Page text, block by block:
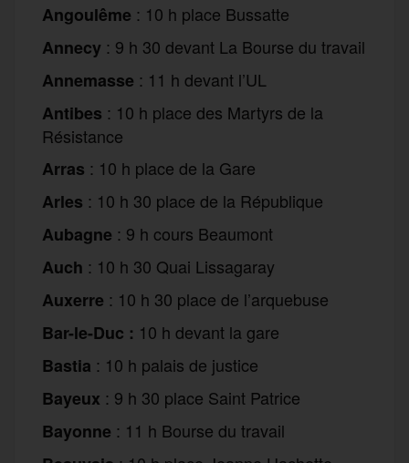
Angoulême : 10 h place Bussatte
Annecy : 9 h 30 devant La Bourse du travail
Annemasse : 11 h devant l’UL
Antibes : 10 h place des Martyrs de la
Résistance
Arras : 10 h place de la Gare
Arles : 10 h 30 place de la République
Aubagne : 9 h cours Beaumont
Auch : 10 h 30 Quai Lissagaray
Auxerre : 10 h 30 place de l’arquebuse
Bar-le-Duc : 10 h devant la gare
Bastia : 10 h palais de justice
Bayeux : 9 h 30 place Saint Patrice
Bayonne : 11 h Bourse du travail